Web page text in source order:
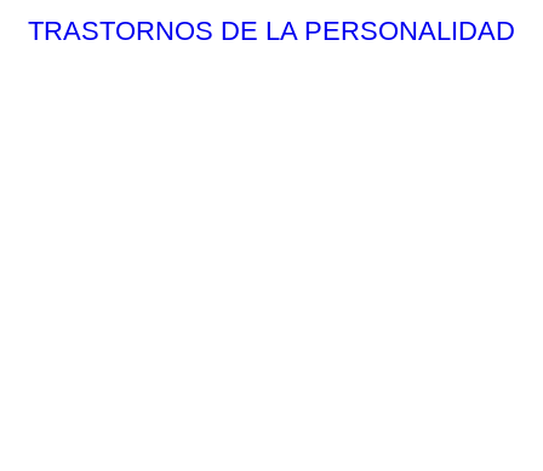
TRASTORNOS DE LA PERSONALIDAD